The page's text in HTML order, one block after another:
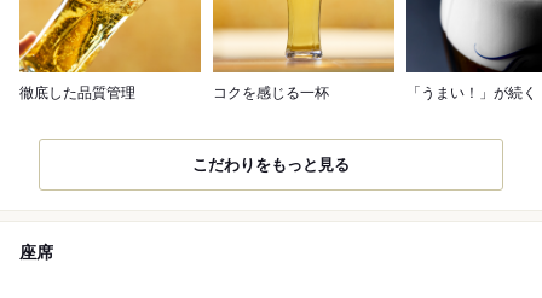
徹底した品質管理 コクを感じる一杯 「うまい！」が続く
こだわりをもっと見る
座席